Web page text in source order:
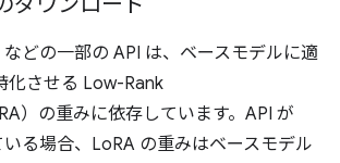
どの一部の API は、ベースモデルに適
化させる Low-Rank
）の重みに依存しています。API が
る場合、LoRA の重みはベースモデル